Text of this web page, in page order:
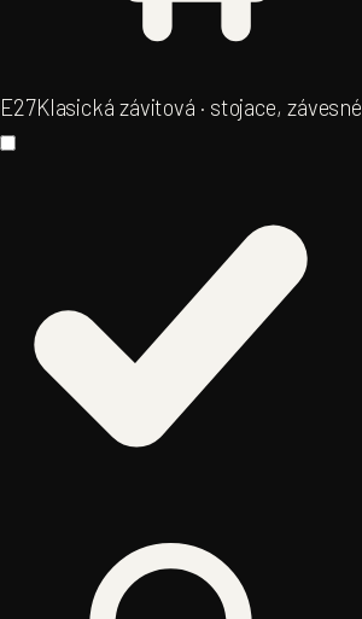
E27Klasická závitová · stojace, závesné